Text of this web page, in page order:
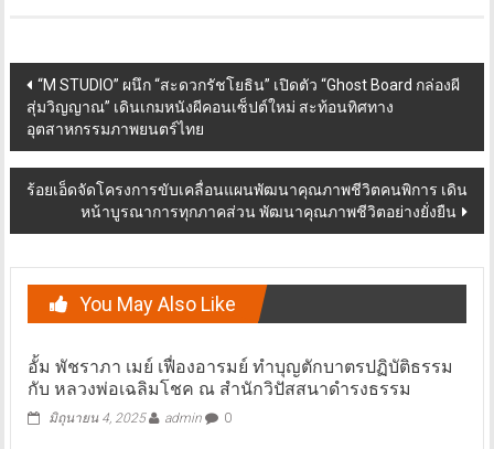
Post
navigation
“M STUDIO” ผนึก “สะดวกรัชโยธิน” เปิดตัว “Ghost Board กล่องผี
สุ่มวิญญาณ” เดินเกมหนังผีคอนเซ็ปต์ใหม่ สะท้อนทิศทาง
อุตสาหกรรมภาพยนตร์ไทย
ร้อยเอ็ดจัดโครงการขับเคลื่อนแผนพัฒนาคุณภาพชีวิตคนพิการ เดิน
หน้าบูรณาการทุกภาคส่วน พัฒนาคุณภาพชีวิตอย่างยั่งยืน
You May Also Like
อั้ม พัชราภา เมย์ เฟื่องอารมย์ ทำบุญตักบาตรปฏิบัติธรรม
กับ หลวงพ่อเฉลิมโชค ณ สำนักวิปัสสนาดำรงธรรม
มิถุนายน 4, 2025 admin 0